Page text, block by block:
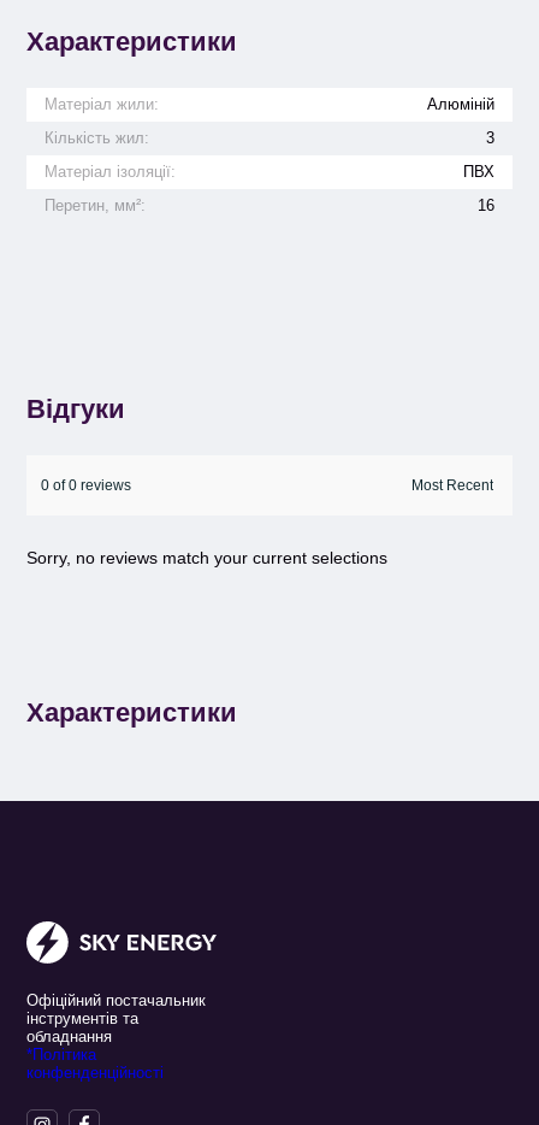
Характеристики
Матеріал жили:
Алюміній
Кількість жил:
3
Матеріал ізоляції:
ПВХ
Перетин, мм²:
16
Відгуки
0 of 0 reviews
Sorry, no reviews match your current selections
Характеристики
Офіційний постачальник
інструментів та
обладнання
*Політика
конфенденційності